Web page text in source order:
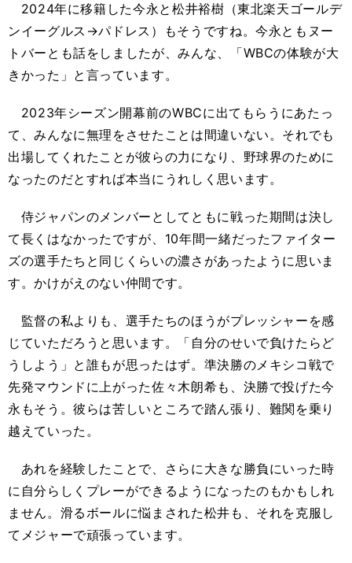
2024年に移籍した今永と松井裕樹（東北楽天ゴールデ
ンイーグルス→パドレス）もそうですね。今永ともヌー
トバーとも話をしましたが、みんな、「WBCの体験が大
きかった」と言っています。
2023年シーズン開幕前のWBCに出てもらうにあたっ
て、みんなに無理をさせたことは間違いない。それでも
出場してくれたことが彼らの力になり、野球界のために
なったのだとすれば本当にうれしく思います。
侍ジャパンのメンバーとしてともに戦った期間は決し
て長くはなかったですが、10年間一緒だったファイター
ズの選手たちと同じくらいの濃さがあったように思いま
す。かけがえのない仲間です。
監督の私よりも、選手たちのほうがプレッシャーを感
じていただろうと思います。「自分のせいで負けたらど
うしよう」と誰もが思ったはず。準決勝のメキシコ戦で
先発マウンドに上がった佐々木朗希も、決勝で投げた今
永もそう。彼らは苦しいところで踏ん張り、難関を乗り
越えていった。
あれを経験したことで、さらに大きな勝負にいった時
に自分らしくプレーができるようになったのもかもしれ
ません。滑るボールに悩まされた松井も、それを克服し
てメジャーで頑張っています。